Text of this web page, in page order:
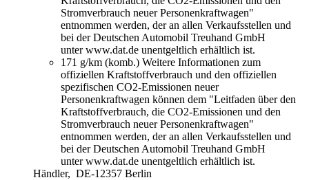
Stromverbrauch neuer Personenkraftwagen"
entnommen werden, der an allen Verkaufsstellen und
bei der Deutschen Automobil Treuhand GmbH
unter www.dat.de unentgeltlich erhältlich ist.
171 g/km (komb.) Weitere Informationen zum
offiziellen Kraftstoffverbrauch und den offiziellen
spezifischen CO2-Emissionen neuer
Personenkraftwagen können dem "Leitfaden über den
Kraftstoffverbrauch, die CO2-Emissionen und den
Stromverbrauch neuer Personenkraftwagen"
entnommen werden, der an allen Verkaufsstellen und
bei der Deutschen Automobil Treuhand GmbH
unter www.dat.de unentgeltlich erhältlich ist.
Händler, DE-12357 Berlin